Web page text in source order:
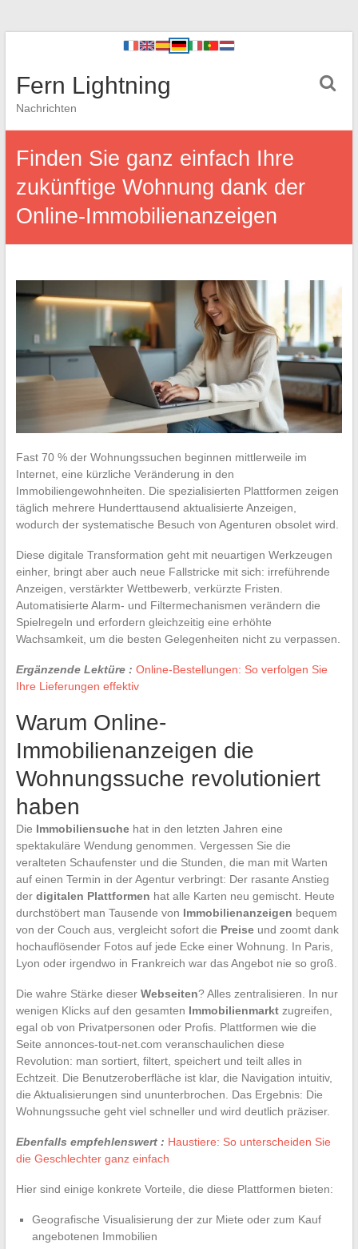
Fern Lightning
Nachrichten
Finden Sie ganz einfach Ihre
zukünftige Wohnung dank der
Online-Immobilienanzeigen
Fast 70 % der Wohnungssuchen beginnen mittlerweile im
Internet, eine kürzliche Veränderung in den
Immobiliengewohnheiten. Die spezialisierten Plattformen zeigen
täglich mehrere Hunderttausend aktualisierte Anzeigen,
wodurch der systematische Besuch von Agenturen obsolet wird.
Diese digitale Transformation geht mit neuartigen Werkzeugen
einher, bringt aber auch neue Fallstricke mit sich: irreführende
Anzeigen, verstärkter Wettbewerb, verkürzte Fristen.
Automatisierte Alarm- und Filtermechanismen verändern die
Spielregeln und erfordern gleichzeitig eine erhöhte
Wachsamkeit, um die besten Gelegenheiten nicht zu verpassen.
Ergänzende Lektüre : Online-Bestellungen: So verfolgen Sie
Ihre Lieferungen effektiv
Warum Online-
Immobilienanzeigen die
Wohnungssuche revolutioniert
haben
Die Immobiliensuchehat in den letzten Jahren eine
spektakuläre Wendung genommen. Vergessen Sie die
veralteten Schaufenster und die Stunden, die man mit Warten
auf einen Termin in der Agentur verbringt: Der rasante Anstieg
der digitalen Plattformen hat alle Karten neu gemischt. Heute
durchstöbert man Tausende von Immobilienanzeigen bequem
von der Couch aus, vergleicht sofort die Preiseund zoomt dank
hochauflösender Fotos auf jede Ecke einer Wohnung. In Paris,
Lyon oder irgendwo in Frankreich war das Angebot nie so groß.
Die wahre Stärke dieser Webseiten? Alles zentralisieren. In nur
wenigen Klicks auf den gesamten Immobilienmarktzugreifen,
egal ob von Privatpersonen oder Profis. Plattformen wie die
Seite annonces-tout-net.com veranschaulichen diese
Revolution: man sortiert, filtert, speichert und teilt alles in
Echtzeit. Die Benutzeroberfläche ist klar, die Navigation intuitiv,
die Aktualisierungen sind ununterbrochen. Das Ergebnis: Die
Wohnungssuche geht viel schneller und wird deutlich präziser.
Ebenfalls empfehlenswert : Haustiere: So unterscheiden Sie
die Geschlechter ganz einfach
Hier sind einige konkrete Vorteile, die diese Plattformen bieten:
Geografische Visualisierung der zur Miete oder zum Kauf
angebotenen Immobilien